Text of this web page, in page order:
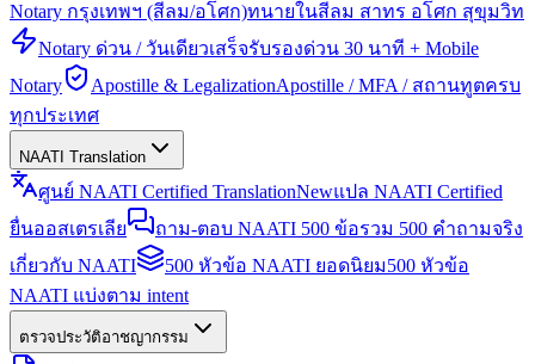
Notary กรุงเทพฯ (สีลม/อโศก)ทนายในสีลม สาทร อโศก สุขุมวิท
Notary ด่วน / วันเดียวเสร็จรับรองด่วน 30 นาที + Mobile
Notary
Apostille & LegalizationApostille / MFA / สถานทูตครบ
ทุกประเทศ
NAATI Translation
ศูนย์ NAATI Certified TranslationNewแปล NAATI Certified
ยื่นออสเตรเลีย
ถาม-ตอบ NAATI 500 ข้อรวม 500 คำถามจริง
เกี่ยวกับ NAATI
500 หัวข้อ NAATI ยอดนิยม500 หัวข้อ
NAATI แบ่งตาม intent
ตรวจประวัติอาชญากรรม